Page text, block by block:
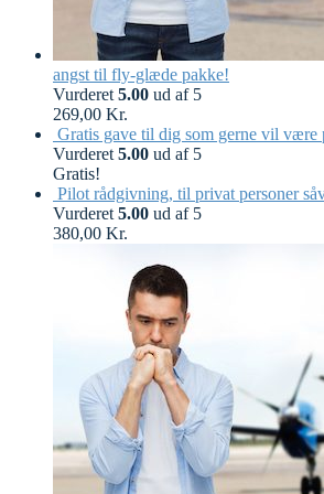
angst til fly-glæde pakke!
Vurderet 5.00 ud af 5
269,00 Kr.
Gratis gave til dig som gerne vil være
Vurderet 5.00 ud af 5
Gratis!
Pilot rådgivning, til privat personer
Vurderet 5.00 ud af 5
380,00 Kr.